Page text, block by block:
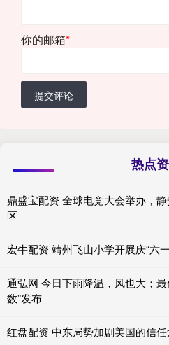
你的邮箱*
提交评论
热点
鼎盛宝配资 全球电竞大会举办，
区
宏牛配资 靖州飞山小学开展庆“六
通弘网 今日下雨降温，风也大；
数”发布
红盘配资 中东局势加剧美国的信